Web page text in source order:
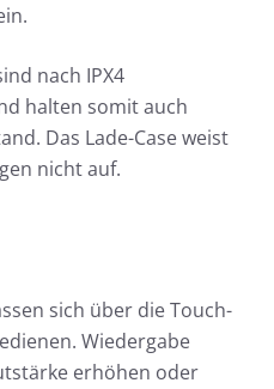
nach IPX4
halten somit auch
Das Lade-Case weist
nicht auf.
sich über die Touch-
Wiedergabe
erhöhen oder